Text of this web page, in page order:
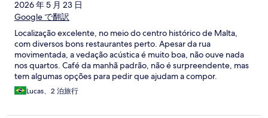
2026 年 5 月 23 日
Google で翻訳
Localização excelente, no meio do centro histórico de Malta,
com diversos bons restaurantes perto. Apesar da rua
movimentada, a vedação acústica é muito boa, não ouve nada
nos quartos. Café da manhã padrão, não é surpreendente, mas
tem algumas opções para pedir que ajudam a compor.
Lucas、2 泊旅行